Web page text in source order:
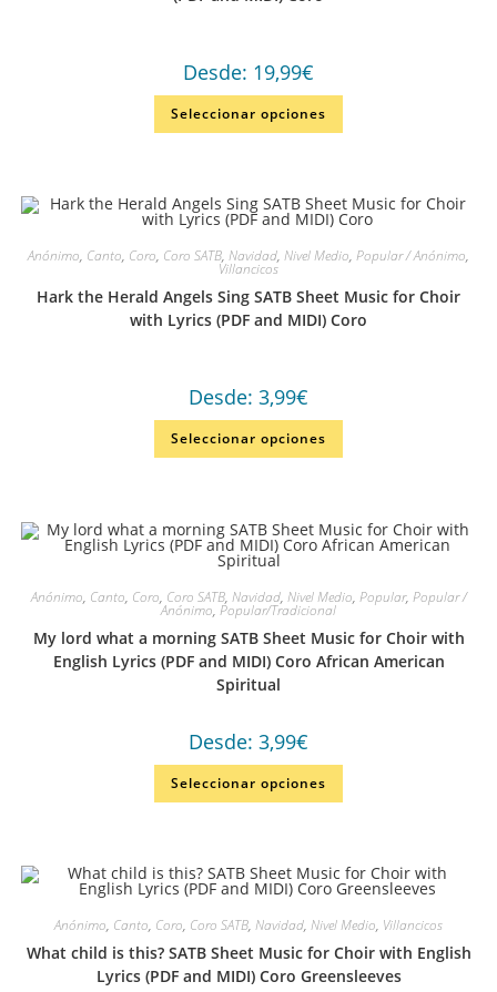
Desde: 19,99€
Seleccionar opciones
Anónimo, Canto, Coro, Coro SATB, Navidad, Nivel Medio, Popular / Anónimo,
Villancicos
Hark the Herald Angels Sing SATB Sheet Music for Choir
with Lyrics (PDF and MIDI) Coro
Desde: 3,99€
Seleccionar opciones
Anónimo, Canto, Coro, Coro SATB, Navidad, Nivel Medio, Popular, Popular /
Anónimo, Popular/Tradicional
My lord what a morning SATB Sheet Music for Choir with
English Lyrics (PDF and MIDI) Coro African American
Spiritual
Desde: 3,99€
Seleccionar opciones
Anónimo, Canto, Coro, Coro SATB, Navidad, Nivel Medio, Villancicos
What child is this? SATB Sheet Music for Choir with English
Lyrics (PDF and MIDI) Coro Greensleeves